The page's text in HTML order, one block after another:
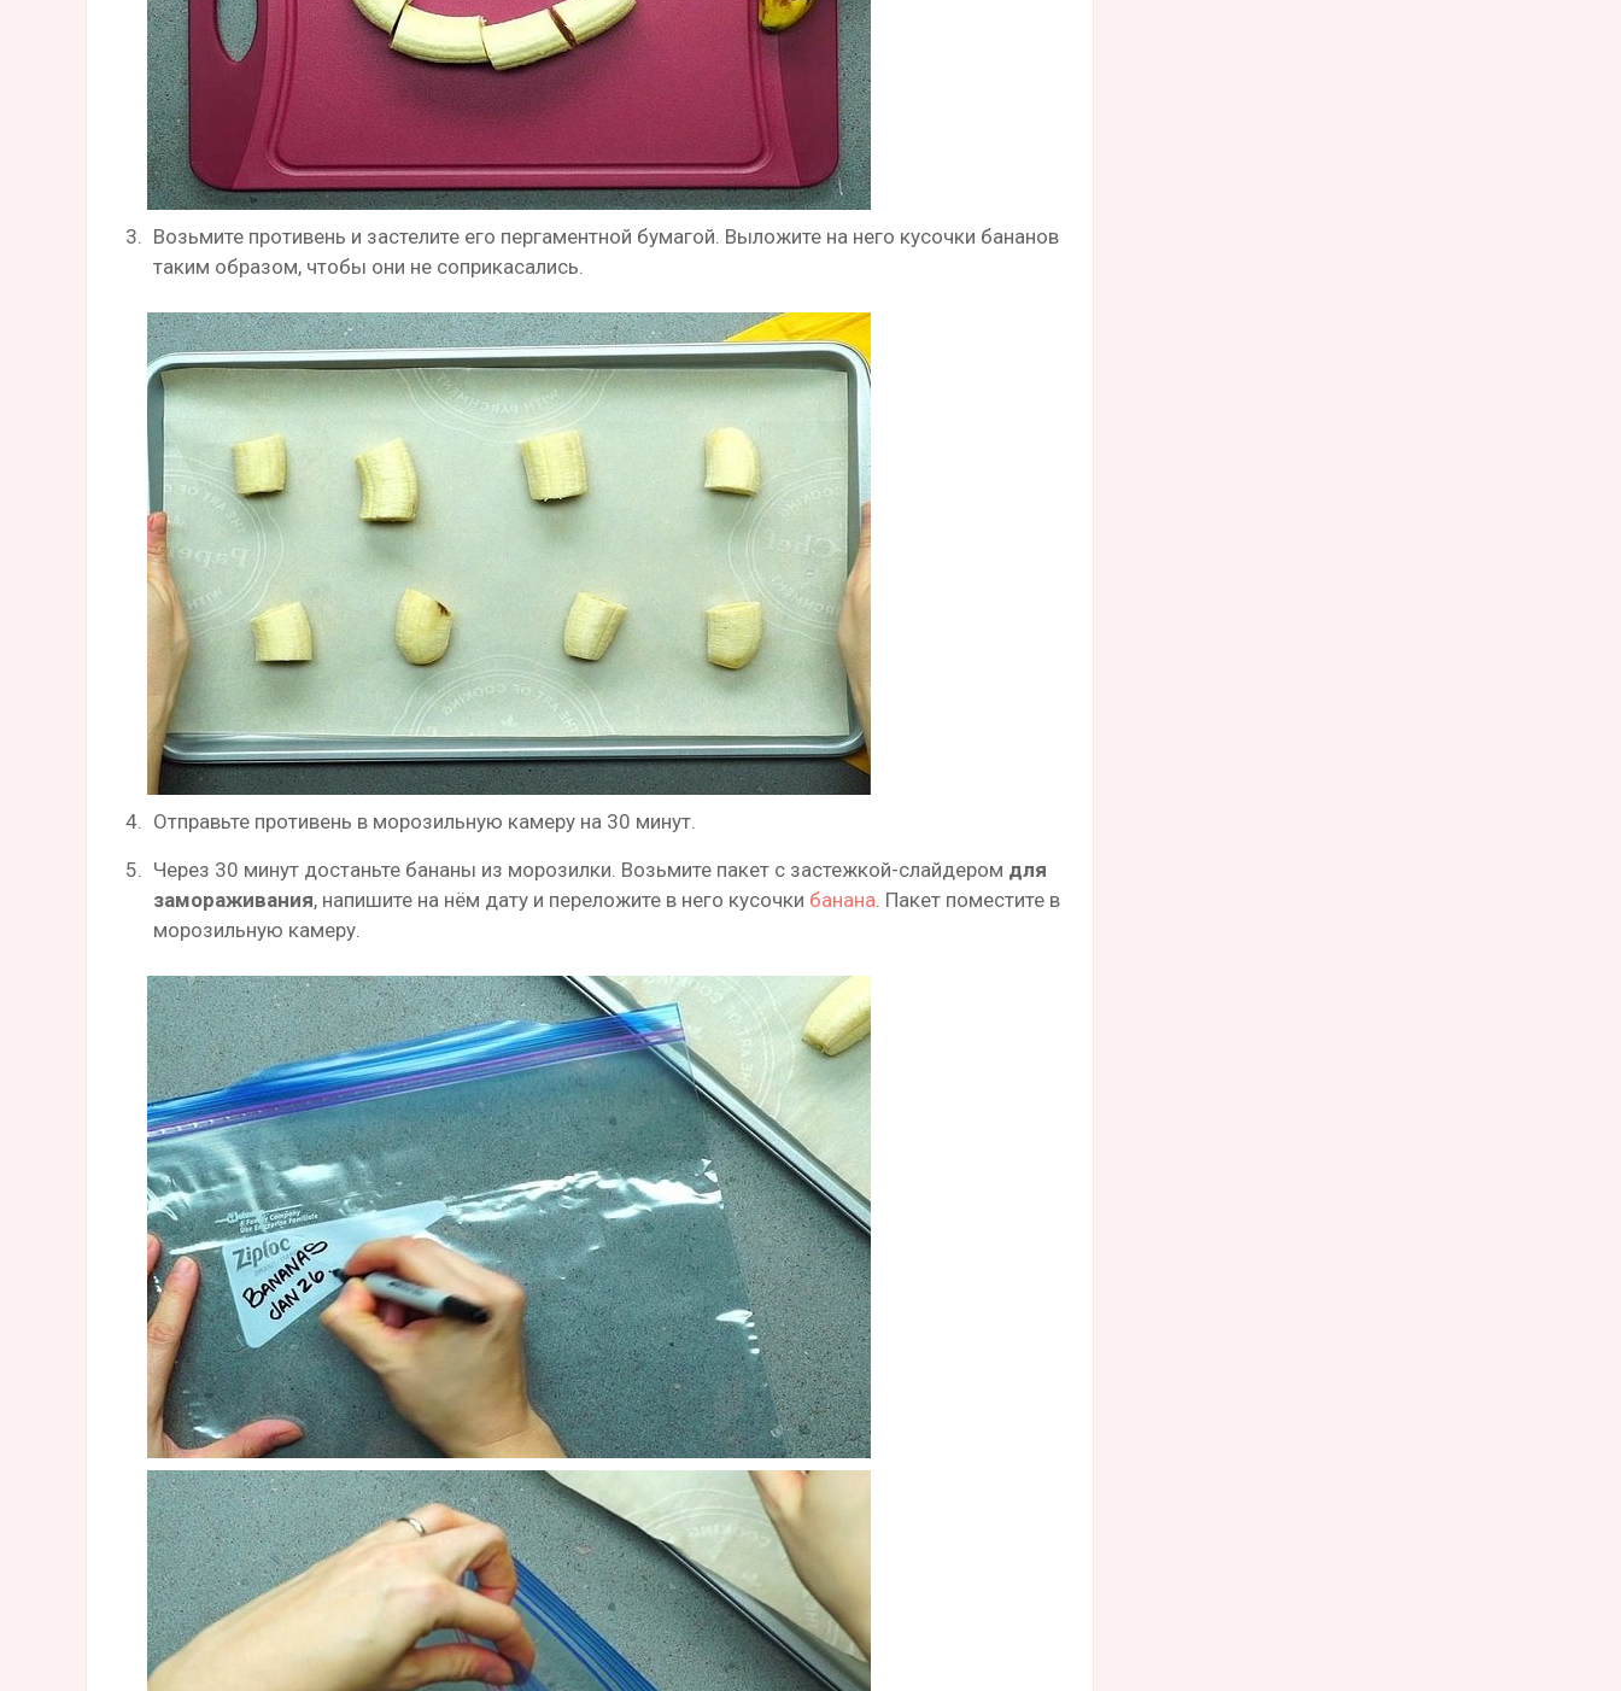
Возьмите противень и застелите его пергаментной бумагой. Выложите на него кусочки бананов
таким образом, чтобы они не соприкасались.
Отправьте противень в морозильную камеру на 30 минут.
Через 30 минут достаньте бананы из морозилки. Возьмите пакет с застежкой-слайдером для
замораживания, напишите на нём дату и переложите в него кусочки банана . Пакет поместите в
морозильную камеру.